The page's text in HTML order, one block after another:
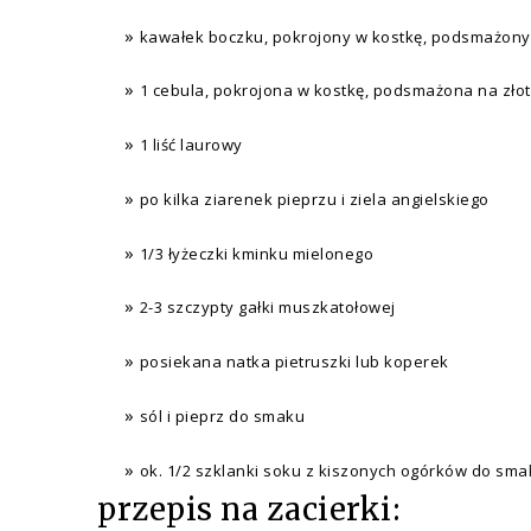
kawałek boczku, pokrojony w kostkę, podsmażony
1 cebula, pokrojona w kostkę, podsmażona na
1 liść laurowy
po kilka ziarenek pieprzu i ziela angielskiego
1/3 łyżeczki kminku mielonego
2-3 szczypty gałki muszkatołowej
posiekana natka pietruszki lub koperek
sól i pieprz do smaku
ok. 1/2 szklanki soku z kiszonych ogórków do
przepis na zacierki: